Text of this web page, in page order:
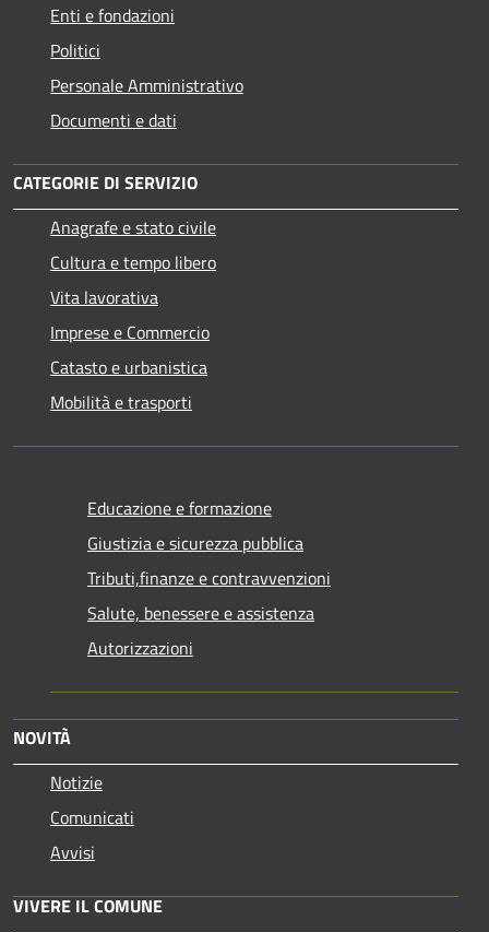
Enti e fondazioni
Politici
Personale Amministrativo
Documenti e dati
CATEGORIE DI SERVIZIO
Anagrafe e stato civile
Cultura e tempo libero
Vita lavorativa
Imprese e Commercio
Catasto e urbanistica
Mobilità e trasporti
Educazione e formazione
Giustizia e sicurezza pubblica
Tributi,finanze e contravvenzioni
Salute, benessere e assistenza
Autorizzazioni
NOVITÀ
Notizie
Comunicati
Avvisi
VIVERE IL COMUNE